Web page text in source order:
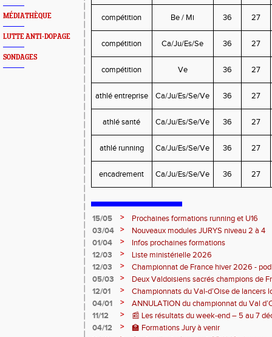
MÉDIATHÈQUE
LUTTE ANTI-DOPAGE
SONDAGES
compétition Be / Mi 36 27
compétition Ca/Ju/Es/Se 36 27
compétition Ve 36 27
athlé entreprise Ca/Ju/Es/Se/Ve 36 27
athlé santé Ca/Ju/Es/Se/Ve 36 27
athlé running Ca/Ju/Es/Se/Ve 36 27
encadrement Ca/Ju/Es/Se/Ve 36 27
15/05 >
Prochaines formations running et U16
03/04
>
Nouveaux modules JURYS niveau 2 à 4
01/04
>
Infos prochaines formations
12/03
>
Liste ministérielle 2026
12/03
>
Championnat de France hiver 2026 -
05/03
>
Deux Valdoisiens sacrés champions de
Bourges 🥇
12/01 >
Championnats du Val-d’Oise de lancers
au stade des Maradas
04/01 >
ANNULATION du championnat du Val
11/12
>
📰 Les résultats du week-end – 5 au 7
04/12
>
🏫 Formations Jury à venir